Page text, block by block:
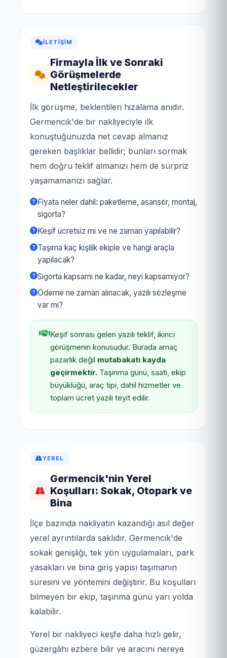
İLETIŞIM
Firmayla İlk ve Sonraki
Görüşmelerde
Netleştirilecekler
İlk görüşme, beklentileri hizalama anıdır.
Germencik'de bir nakliyeciyle ilk
konuştuğunuzda net cevap almanız
gereken başlıklar bellidir; bunları sormak
hem doğru teklif almanızı hem de sürpriz
yaşamamanızı sağlar.
Fiyata neler dahil: paketleme, asansör, montaj,
sigorta?
Keşif ücretsiz mi ve ne zaman yapılabilir?
Taşıma kaç kişilik ekiple ve hangi araçla
yapılacak?
Sigorta kapsamı ne kadar, neyi kapsamıyor?
Ödeme ne zaman alınacak, yazılı sözleşme
var mı?
Keşif sonrası gelen yazılı teklif, ikinci
görüşmenin konusudur. Burada amaç
pazarlık değil mutabakatı kayda
geçirmektir. Taşınma günü, saati, ekip
büyüklüğü, araç tipi, dahil hizmetler ve
toplam ücret yazılı teyit edilir.
YEREL
Germencik'nin Yerel
Koşulları: Sokak, Otopark ve
Bina
İlçe bazında nakliyatın kazandığı asıl değer
yerel ayrıntılarda saklıdır. Germencik'de
sokak genişliği, tek yön uygulamaları, park
yasakları ve bina giriş yapısı taşımanın
süresini ve yöntemini değiştirir. Bu koşulları
bilmeyen bir ekip, taşınma günü yarı yolda
kalabilir.
Yerel bir nakliyeci keşfe daha hızlı gelir,
güzergâhı ezbere bilir ve aracını nereye